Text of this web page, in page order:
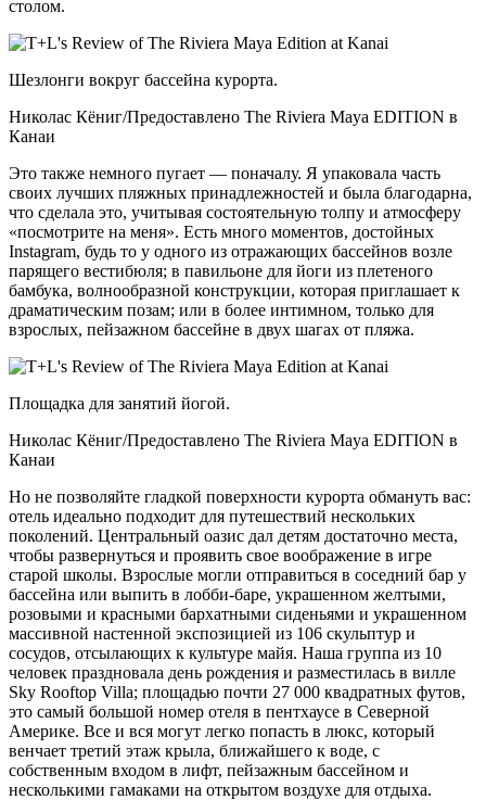
столом.
Шезлонги вокруг бассейна курорта.
Николас Кёниг/Предоставлено The Riviera Maya EDITION в
Канаи
Это также немного пугает — поначалу. Я упаковала часть
своих лучших пляжных принадлежностей и была благодарна,
что сделала это, учитывая состоятельную толпу и атмосферу
«посмотрите на меня». Есть много моментов, достойных
Instagram, будь то у одного из отражающих бассейнов возле
парящего вестибюля; в павильоне для йоги из плетеного
бамбука, волнообразной конструкции, которая приглашает к
драматическим позам; или в более интимном, только для
взрослых, пейзажном бассейне в двух шагах от пляжа.
Площадка для занятий йогой.
Николас Кёниг/Предоставлено The Riviera Maya EDITION в
Канаи
Но не позволяйте гладкой поверхности курорта обмануть вас:
отель идеально подходит для путешествий нескольких
поколений. Центральный оазис дал детям достаточно места,
чтобы развернуться и проявить свое воображение в игре
старой школы. Взрослые могли отправиться в соседний бар у
бассейна или выпить в лобби-баре, украшенном желтыми,
розовыми и красными бархатными сиденьями и украшенном
массивной настенной экспозицией из 106 скульптур и
сосудов, отсылающих к культуре майя. Наша группа из 10
человек праздновала день рождения и разместилась в вилле
Sky Rooftop Villa; площадью почти 27 000 квадратных футов,
это самый большой номер отеля в пентхаусе в Северной
Америке. Все и вся могут легко попасть в люкс, который
венчает третий этаж крыла, ближайшего к воде, с
собственным входом в лифт, пейзажным бассейном и
несколькими гамаками на открытом воздухе для отдыха.